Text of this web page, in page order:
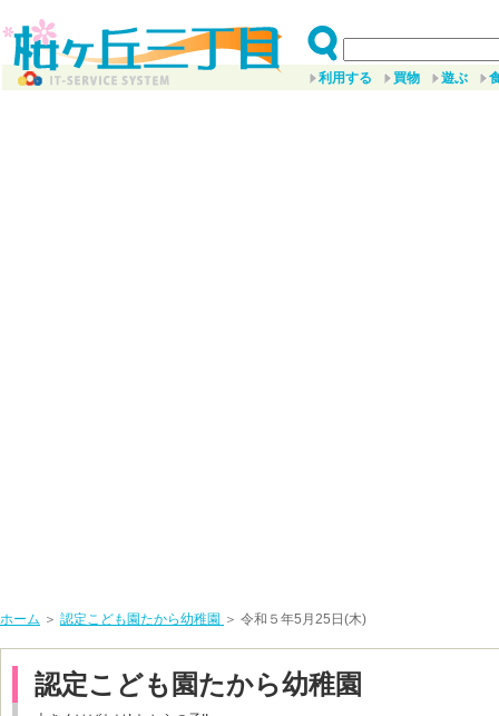
利用する 買物 遊ぶ
ホーム ＞ 認定こども園たから幼稚園 ＞ 令和５年5月25日(木)
認定こども園たから幼稚園